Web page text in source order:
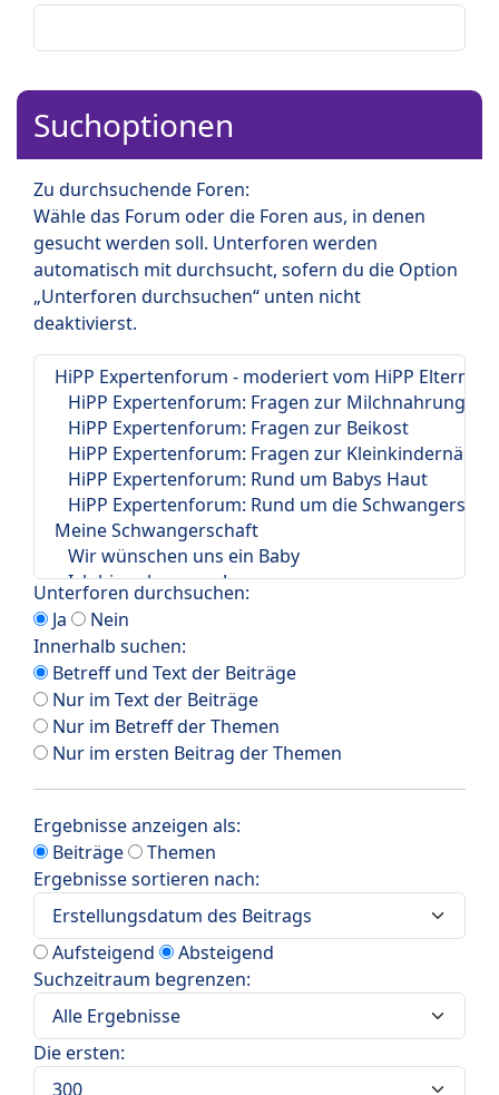
Suchoptionen
Zu durchsuchende Foren:
Wähle das Forum oder die Foren aus, in denen
gesucht werden soll. Unterforen werden
automatisch mit durchsucht, sofern du die Option
„Unterforen durchsuchen“ unten nicht
deaktivierst.
Unterforen durchsuchen:
Ja
Nein
Innerhalb suchen:
Betreff und Text der Beiträge
Nur im Text der Beiträge
Nur im Betreff der Themen
Nur im ersten Beitrag der Themen
Ergebnisse anzeigen als:
Beiträge
Themen
Ergebnisse sortieren nach:
Aufsteigend
Absteigend
Suchzeitraum begrenzen:
Die ersten: